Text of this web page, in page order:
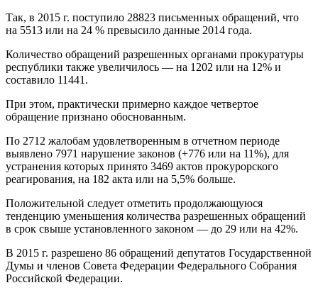
Так, в 2015 г. поступило 28823 письменных обращений, что
на 5513 или на 24 % превысило данные 2014 года.
Количество обращений разрешенных орга­нами прокуратуры
республики также увеличи­лось — на 1202 или на 12% и
составило 11441.
При этом, практически примерно каждое чет­вертое
обращение признано обоснованным.
По 2712 жалобам удовлетворенным в отчет­ном периоде
выявлено 7971 нарушение зако­нов (+776 или на 11%), для
устранения которых принято 3469 актов прокурорского
реагирова­ния, на 182 акта или на 5,5% больше.
Положительной следует отметить продол­жающуюся
тенденцию уменьшения количества разрешенных обращений
в срок свыше уста­новленного законом — до 29 или на 42%.
В 2015 г. разрешено 86 обращений депутатов Государственной
Думы и членов Совета Фе­дерации Федерального Собрания
Российской Федерации.